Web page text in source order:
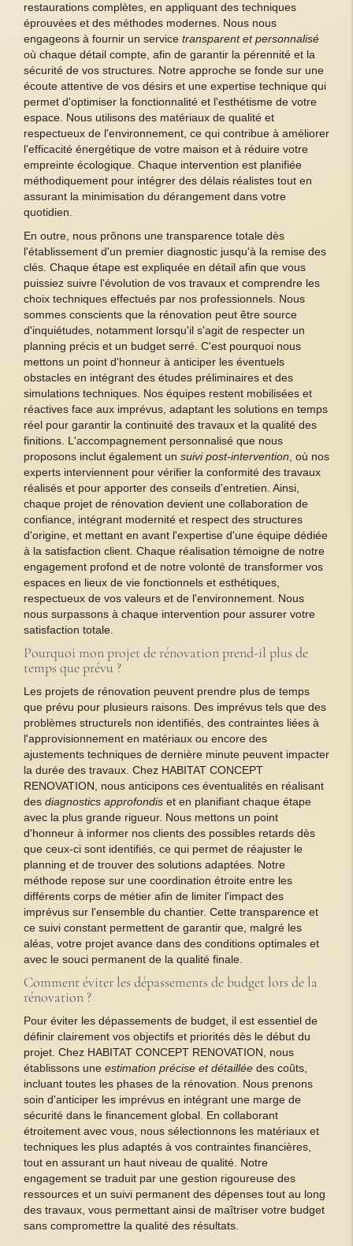
restaurations complètes, en appliquant des techniques
éprouvées et des méthodes modernes. Nous nous
engageons à fournir un service transparent et personnalisé
où chaque détail compte, afin de garantir la pérennité et la
sécurité de vos structures. Notre approche se fonde sur une
écoute attentive de vos désirs et une expertise technique qui
permet d'optimiser la fonctionnalité et l'esthétisme de votre
espace. Nous utilisons des matériaux de qualité et
respectueux de l'environnement, ce qui contribue à améliorer
l'efficacité énergétique de votre maison et à réduire votre
empreinte écologique. Chaque intervention est planifiée
méthodiquement pour intégrer des délais réalistes tout en
assurant la minimisation du dérangement dans votre
quotidien.
En outre, nous prônons une transparence totale dès
l'établissement d'un premier diagnostic jusqu'à la remise des
clés. Chaque étape est expliquée en détail afin que vous
puissiez suivre l'évolution de vos travaux et comprendre les
choix techniques effectués par nos professionnels. Nous
sommes conscients que la rénovation peut être source
d'inquiétudes, notamment lorsqu'il s'agit de respecter un
planning précis et un budget serré. C'est pourquoi nous
mettons un point d'honneur à anticiper les éventuels
obstacles en intégrant des études préliminaires et des
simulations techniques. Nos équipes restent mobilisées et
réactives face aux imprévus, adaptant les solutions en temps
réel pour garantir la continuité des travaux et la qualité des
finitions. L'accompagnement personnalisé que nous
proposons inclut également un suivi post-intervention, où nos
experts interviennent pour vérifier la conformité des travaux
réalisés et pour apporter des conseils d'entretien. Ainsi,
chaque projet de rénovation devient une collaboration de
confiance, intégrant modernité et respect des structures
d'origine, et mettant en avant l'expertise d'une équipe dédiée
à la satisfaction client. Chaque réalisation témoigne de notre
engagement profond et de notre volonté de transformer vos
espaces en lieux de vie fonctionnels et esthétiques,
respectueux de vos valeurs et de l'environnement. Nous
nous surpassons à chaque intervention pour assurer votre
satisfaction totale.
Pourquoi mon projet de rénovation prend-il plus de
temps que prévu ?
Les projets de rénovation peuvent prendre plus de temps
que prévu pour plusieurs raisons. Des imprévus tels que des
problèmes structurels non identifiés, des contraintes liées à
l'approvisionnement en matériaux ou encore des
ajustements techniques de dernière minute peuvent impacter
la durée des travaux. Chez HABITAT CONCEPT
RENOVATION, nous anticipons ces éventualités en réalisant
des diagnostics approfondis et en planifiant chaque étape
avec la plus grande rigueur. Nous mettons un point
d'honneur à informer nos clients des possibles retards dès
que ceux-ci sont identifiés, ce qui permet de réajuster le
planning et de trouver des solutions adaptées. Notre
méthode repose sur une coordination étroite entre les
différents corps de métier afin de limiter l'impact des
imprévus sur l'ensemble du chantier. Cette transparence et
ce suivi constant permettent de garantir que, malgré les
aléas, votre projet avance dans des conditions optimales et
avec le souci permanent de la qualité finale.
Comment éviter les dépassements de budget lors de la
rénovation ?
Pour éviter les dépassements de budget, il est essentiel de
définir clairement vos objectifs et priorités dès le début du
projet. Chez HABITAT CONCEPT RENOVATION, nous
établissons une estimation précise et détaillée des coûts,
incluant toutes les phases de la rénovation. Nous prenons
soin d'anticiper les imprévus en intégrant une marge de
sécurité dans le financement global. En collaborant
étroitement avec vous, nous sélectionnons les matériaux et
techniques les plus adaptés à vos contraintes financières,
tout en assurant un haut niveau de qualité. Notre
engagement se traduit par une gestion rigoureuse des
ressources et un suivi permanent des dépenses tout au long
des travaux, vous permettant ainsi de maîtriser votre budget
sans compromettre la qualité des résultats.